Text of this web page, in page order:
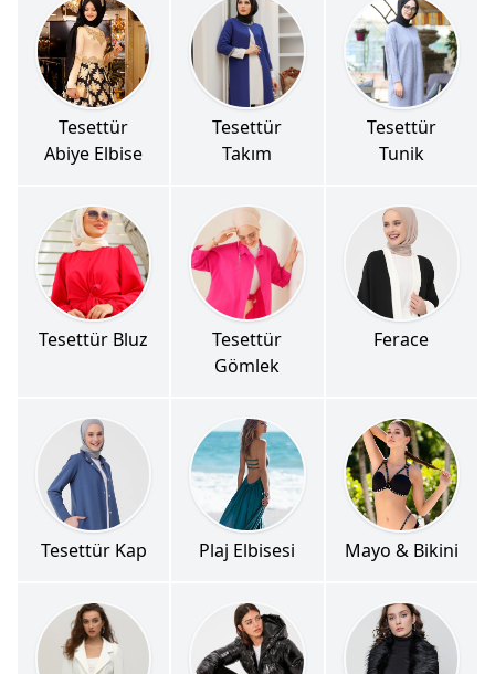
Tesettür
Abiye Elbise
Tesettür
Takım
Tesettür
Tunik
Tesettür Bluz
Tesettür
Gömlek
Ferace
Tesettür Kap Plaj Elbisesi Mayo & Bikini